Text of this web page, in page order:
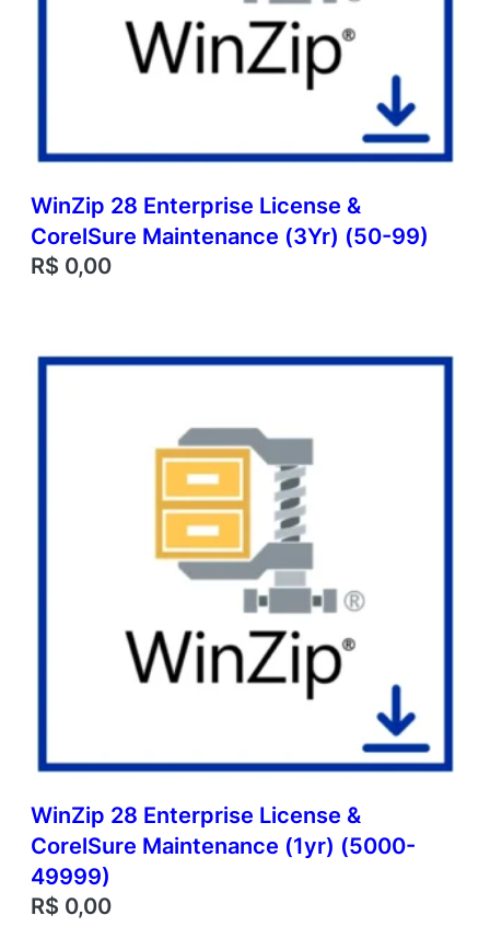
WinZip 28 Enterprise License &
CorelSure Maintenance (3Yr) (50-99)
R$ 0,00
WinZip 28 Enterprise License &
CorelSure Maintenance (1yr) (5000-
49999)
R$ 0,00